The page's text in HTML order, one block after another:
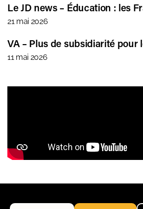
Le JD news – Éducation : les
21 mai 2026
VA – Plus de subsidiarité pour
11 mai 2026